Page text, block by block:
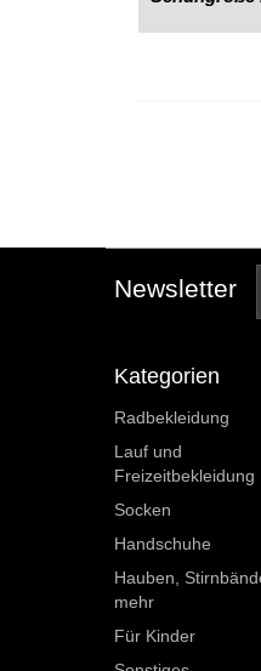
Newsletter
Kategorien
Radbekleidung
Lauf und
Freizeitbekleidung
Socken
Handschuhe
Hauben,
mehr
Für Kinder